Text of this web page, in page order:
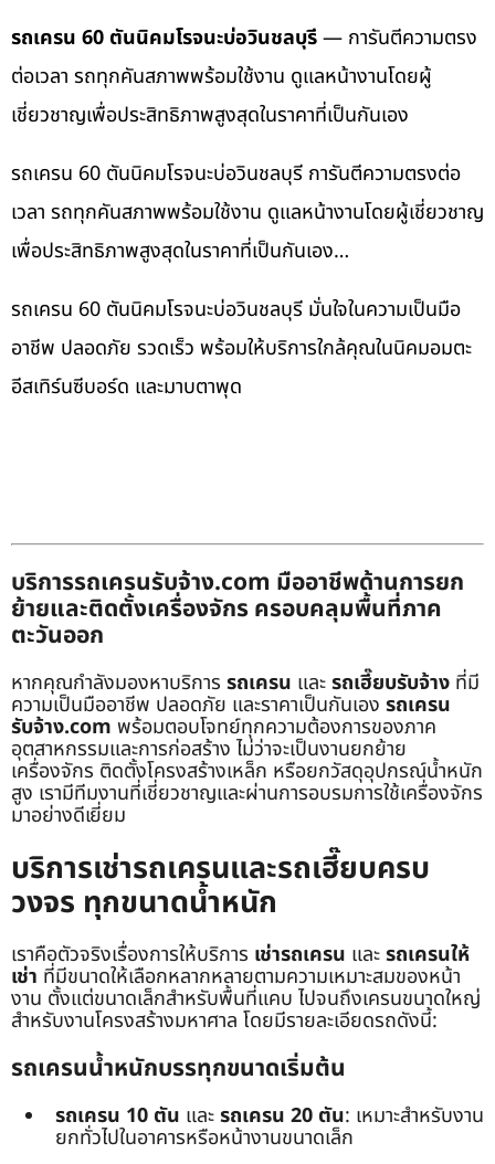
รถเครน 60 ตันนิคมโรจนะบ่อวินชลบุรี— การันตีความตรง
ต่อเวลา รถทุกคันสภาพพร้อมใช้งาน ดูแลหน้างานโดยผู้
เชี่ยวชาญเพื่อประสิทธิภาพสูงสุดในราคาที่เป็นกันเอง
รถเครน 60 ตันนิคมโรจนะบ่อวินชลบุรี การันตีความตรงต่อ
เวลา รถทุกคันสภาพพร้อมใช้งาน ดูแลหน้างานโดยผู้เชี่ยวชาญ
เพื่อประสิทธิภาพสูงสุดในราคาที่เป็นกันเอง…
รถเครน 60 ตันนิคมโรจนะบ่อวินชลบุรี มั่นใจในความเป็นมือ
อาชีพ ปลอดภัย รวดเร็ว พร้อมให้บริการใกล้คุณในนิคมอมตะ
อีสเทิร์นซีบอร์ด และมาบตาพุด
บริการรถเครนรับจ้าง.com มืออาชีพด้านการยก
ย้ายและติดตั้งเครื่องจักร ครอบคลุมพื้นที่ภาค
ตะวันออก
หากคุณกำลังมองหาบริการ รถเครน และรถเฮี๊ยบรับจ้าง ที่มี
ความเป็นมืออาชีพ ปลอดภัย และราคาเป็นกันเอง รถเครน
รับจ้าง.com พร้อมตอบโจทย์ทุกความต้องการของภาค
อุตสาหกรรมและการก่อสร้าง ไม่ว่าจะเป็นงานยกย้าย
เครื่องจักร ติดตั้งโครงสร้างเหล็ก หรือยกวัสดุอุปกรณ์น้ำหนัก
สูง เรามีทีมงานที่เชี่ยวชาญและผ่านการอบรมการใช้เครื่องจักร
มาอย่างดีเยี่ยม
บริการเช่ารถเครนและรถเฮี๊ยบครบ
วงจร ทุกขนาดน้ำหนัก
เราคือตัวจริงเรื่องการให้บริการ เช่ารถเครน และรถเครนให้
เช่า ที่มีขนาดให้เลือกหลากหลายตามความเหมาะสมของหน้า
งาน ตั้งแต่ขนาดเล็กสำหรับพื้นที่แคบ ไปจนถึงเครนขนาดใหญ่
สำหรับงานโครงสร้างมหาศาล โดยมีรายละเอียดรถดังนี้:
รถเครนน้ำหนักบรรทุกขนาดเริ่มต้น
รถเครน 10 ตัน และรถเครน 20 ตัน: เหมาะสำหรับงาน
ยกทั่วไปในอาคารหรือหน้างานขนาดเล็ก